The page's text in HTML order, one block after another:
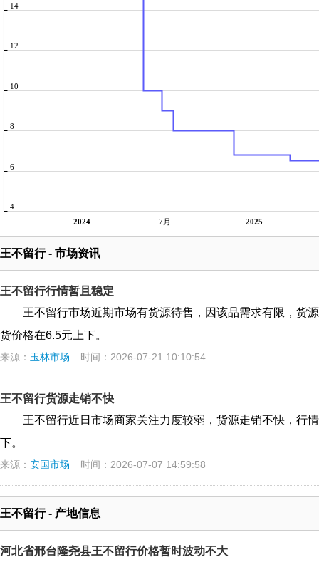
2024 7月 2025
4
6
8
10
12
14
王不留行 - 市场资讯
王不留行行情暂且稳定
王不留行市场近期市场有货源待售，因该品需求有限，货
货价格在6.5元上下。
来源： 玉林市场 时间：2026-07-21 10:10:54
王不留行货源走销不快
王不留行近日市场商家关注力度较弱，货源走销不快，行
下。
来源： 安国市场 时间：2026-07-07 14:59:58
王不留行 - 产地信息
河北省邢台隆尧县王不留行价格暂时波动不大